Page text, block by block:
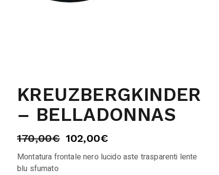
KREUZBERGKINDER
– BELLADONNAS
170,00€ 102,00€
Montatura frontale nero lucido aste trasparenti lente
blu sfumato